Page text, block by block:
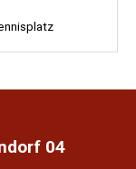
04